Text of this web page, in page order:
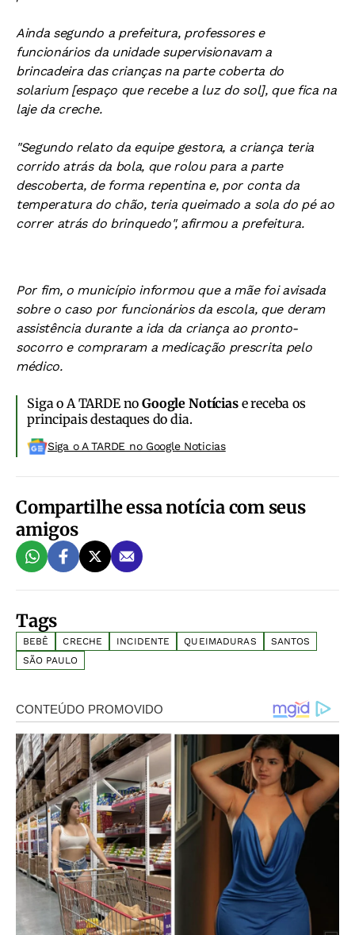
Ainda segundo a prefeitura, professores e
funcionários da unidade supervisionavam a
brincadeira das crianças na parte coberta do
solarium [espaço que recebe a luz do sol], que fica na
laje da creche.
"Segundo relato da equipe gestora, a criança teria
corrido atrás da bola, que rolou para a parte
descoberta, de forma repentina e, por conta da
temperatura do chão, teria queimado a sola do pé ao
correr atrás do brinquedo", afirmou a prefeitura.
Por fim, o município informou que a mãe foi avisada
sobre o caso por funcionários da escola, que deram
assistência durante a ida da criança ao pronto-
socorro e compraram a medicação prescrita pelo
médico.
Siga o A TARDE noGoogle Notíciase receba os
principais destaques do dia.
Siga o A TARDE no Google Noticias
Compartilhe essa notícia com seus
amigos
Tags
BEBÊ CRECHE INCIDENTE QUEIMADURAS
SANTOS
SÃO PAULO